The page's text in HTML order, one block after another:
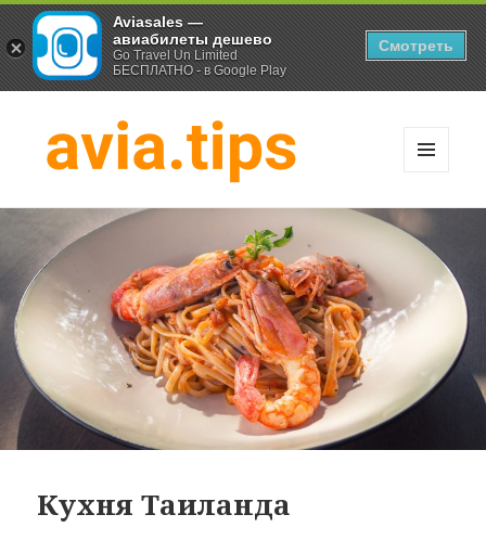
Хитрости экономных
путешественников
Кухня Таиланда
Aviasales —
авиабилеты дешево
Go Travel Un Limited
БЕСПЛАТНО - в Google Play
Смотреть